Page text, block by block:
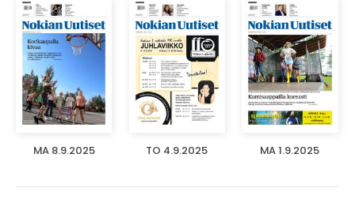
MA 8.9.2025 TO 4.9.2025 MA 1.9.2025